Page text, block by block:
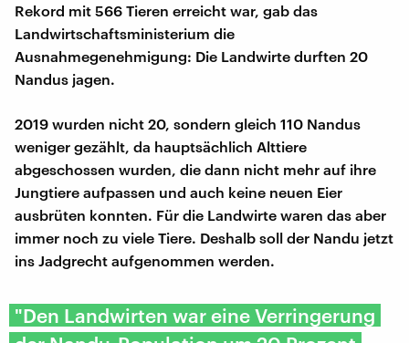
Rekord mit 566 Tieren erreicht war, gab das
Landwirtschaftsministerium die
Ausnahmegenehmigung: Die Landwirte durften 20
Nandus jagen.
2019 wurden nicht 20, sondern gleich 110 Nandus
weniger gezählt, da hauptsächlich Alttiere
abgeschossen wurden, die dann nicht mehr auf ihre
Jungtiere aufpassen und auch keine neuen Eier
ausbrüten konnten. Für die Landwirte waren das aber
immer noch zu viele Tiere. Deshalb soll der Nandu jetzt
ins Jadgrecht aufgenommen werden.
"Den Landwirten war eine Verringerung